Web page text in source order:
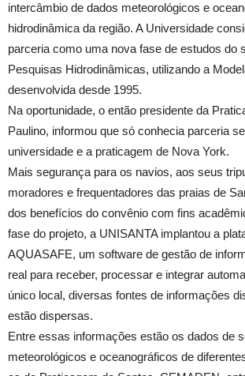
intercâmbio de dados meteorológicos e
hidrodinâmica da região. A Universidade
parceria como uma nova fase de estudos do
Pesquisas Hidrodinâmicas, utilizando a
desenvolvida desde 1995.
Na oportunidade, o então presidente da
Paulino, informou que só conhecia parceria
universidade e a praticagem de Nova York.
Mais segurança para os navios, aos seus
moradores e frequentadores das praias de
dos benefícios do convênio com fins
fase do projeto, a UNISANTA implantou a
AQUASAFE, um software de gestão de
real para receber, processar e integrar
único local, diversas fontes de informações
estão dispersas.
Entre essas informações estão os dados de
meteorológicos e oceanográficos de